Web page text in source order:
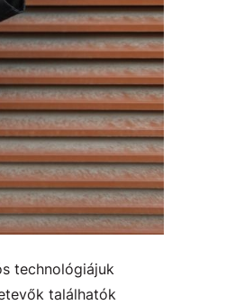
technológiájuk
találhatók